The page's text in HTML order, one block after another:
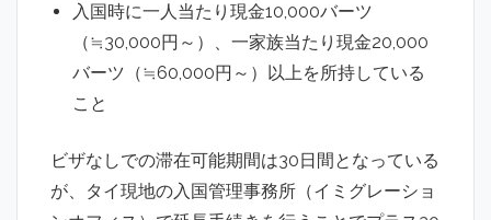
入国時に一人当たり現金10,000バーツ
（≒30,000円～）、一家族当たり現金20,000
バーツ（≒60,000円～）以上を所持している
こと
ビザなしでの滞在可能期間は30日間となっている
が、タイ現地の入国管理事務所（イミグレーショ